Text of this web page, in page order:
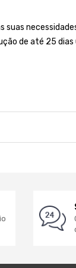
suas
de até 25